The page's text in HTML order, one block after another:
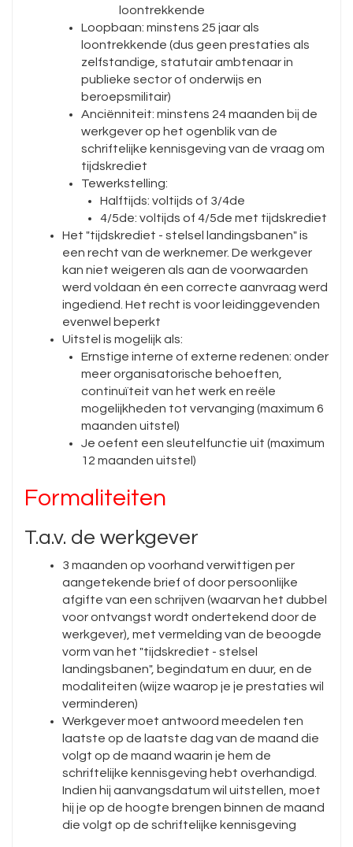
loontrekkende
Loopbaan: minstens 25 jaar als
loontrekkende (dus geen prestaties als
zelfstandige, statutair ambtenaar in
publieke sector of onderwijs en
beroepsmilitair)
Anciënniteit: minstens 24 maanden bij de
werkgever op het ogenblik van de
schriftelijke kennisgeving van de vraag om
tijdskrediet
Tewerkstelling:
Halftijds: voltijds of 3/4de
4/5de: voltijds of 4/5de met tijdskrediet
Het "tijdskrediet - stelsel landingsbanen" is
een recht van de werknemer. De werkgever
kan niet weigeren als aan de voorwaarden
werd voldaan én een correcte aanvraag werd
ingediend. Het recht is voor leidinggevenden
evenwel beperkt
Uitstel is mogelijk als:
Ernstige interne of externe redenen: onder
meer organisatorische behoeften,
continuïteit van het werk en reële
mogelijkheden tot vervanging (maximum 6
maanden uitstel)
Je oefent een sleutelfunctie uit (maximum
12 maanden uitstel)
Formaliteiten
T.a.v. de werkgever
3 maanden op voorhand verwittigen per
aangetekende brief of door persoonlijke
afgifte van een schrijven (waarvan het dubbel
voor ontvangst wordt ondertekend door de
werkgever), met vermelding van de beoogde
vorm van het "tijdskrediet - stelsel
landingsbanen", begindatum en duur, en de
modaliteiten (wijze waarop je je prestaties wil
verminderen)
Werkgever moet antwoord meedelen ten
laatste op de laatste dag van de maand die
volgt op de maand waarin je hem de
schriftelijke kennisgeving hebt overhandigd.
Indien hij aanvangsdatum wil uitstellen, moet
hij je op de hoogte brengen binnen de maand
die volgt op de schriftelijke kennisgeving